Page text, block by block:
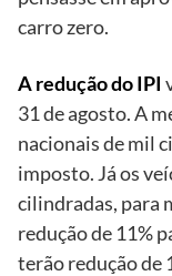
carro zero.
A redução do IPI
31 de agosto. A
nacionais de mil
imposto. Já os
cilindradas, para
redução de 11%
terão redução de